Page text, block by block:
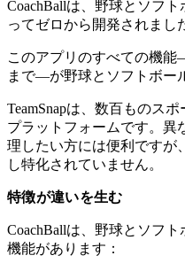
CoachBallは、野球とソフ
ってゼロから開発されまし
このアプリのすべての機
まで—が野球とソフトボー
TeamSnapは、数百ものス
プラットフォームです。異
理したい方には便利ですが
し特化されていません。
特徴が違いを生む
CoachBallは、野球とソフ
機能があります：